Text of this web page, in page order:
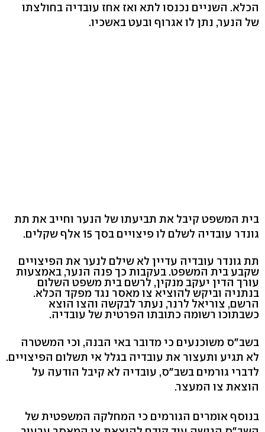
הכלא. השניים נכנסו לתא ואז אחז עובדיה בחולצתו
של הנער, נתן לו אגרוף ובעט באשכיו.
בית המשפט קיבל את תביעתו של הנער וחייב את תת
גונדר עובדיה לשלם לו פיצויים בסך 15 אלף שקלים.
תת גונדר עובדיה עדיין לא שילם לנער את הפיצויים
שקבע בית המשפט. בעקבות כך פנה הנער, באמצעות
עורך הדין יעקב מנקין, לרשם בית משפט השלום
בנתניה וביקש להוציא צו מאסר נגד מפקד הכלא.
הרשם, צוריאל לרנר, נעתר לבקשה והצו הוצא
כשבתוכו רשומה כתובתו הפרטית של עובדיה.
בשב"ס משוכנעים כי מדובר באי הבנה, וכי המשטרה
לא תגיע ותעצור את עובדיה בגלל אי תשלום הפיצויים.
לדברי גורמים בשב"ס, עובדיה לא קיבל הודעה על
הוצאת צו המעצר.
בנוסף אומרים הגורמים כי המחלקה המשפטית של